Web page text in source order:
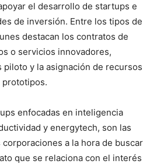
el desarrollo de startups e
de inversión. Entre los tipos de
destacan los contratos de
o servicios innovadores,
y la asignación de recursos
prototipos.
enfocadas en inteligencia
y energytech, son las
corporaciones a la hora de buscar
que se relaciona con el interés